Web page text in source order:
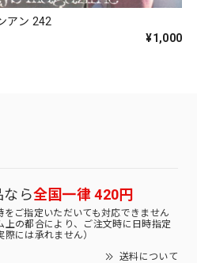
アン 242
¥1,000
なら全国一律 420円
ご指定いただいても対応できません
上の都合により、ご注文時に日時指定
には承れません）
送料について